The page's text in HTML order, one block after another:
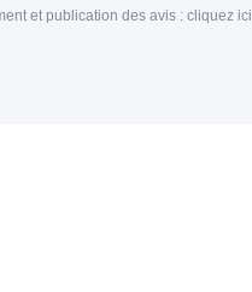
et publication des avis : cliquez ici